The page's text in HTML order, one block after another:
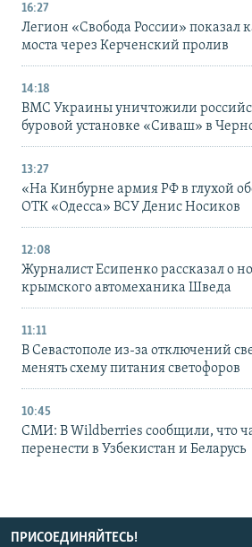
16:27
Легион «Свобода России» показал
моста через Керченский пролив
14:18
ВМС Украины уничтожили
буровой установке «Сиваш» в
13:27
«На Кинбурне армия РФ в глухой
ОТК «Одесса» ВСУ Денис Носиков
12:08
Журналист Есипенко рассказал о
крымского автомеханика Шведа
11:11
В Севастополе из-за отключений
менять схему питания светофоров
10:45
СМИ: В Wildberries сообщили, что
перенести в Узбекистан и Беларусь
ПРИСОЕДИНЯЙТЕСЬ!